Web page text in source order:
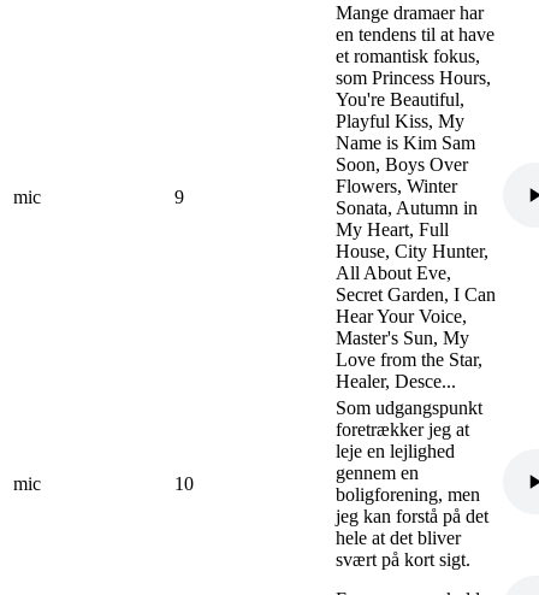
mic 9
Mange dramaer har
en tendens til at have
et romantisk fokus,
som Princess Hours,
You're Beautiful,
Playful Kiss, My
Name is Kim Sam
Soon, Boys Over
Flowers, Winter
Sonata, Autumn in
My Heart, Full
House, City Hunter,
All About Eve,
Secret Garden, I Can
Hear Your Voice,
Master's Sun, My
Love from the Star,
Healer, Desce...
mic 10
Som udgangspunkt
foretrækker jeg at
leje en lejlighed
gennem en
boligforening, men
jeg kan forstå på det
hele at det bliver
svært på kort sigt.